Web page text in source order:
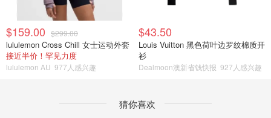
$159.00 $299.00
lululemon Cross Chill 女士运动外套
接近半价！罕见力度
lululemon AU 977人感兴趣
$43.50
Louis Vuitton 黑色荷叶边罗纹棉质开
衫
Dealmoon澳新省钱快报 927人感兴趣
猜你喜欢